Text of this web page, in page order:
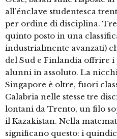
all’énclave studentesca
per ordine di disciplina.
quinto posto in una
industrialmente avanzati)
del Sud e Finlandia offrire
alunni in assoluto. La
Singapore è oltre, fuori
Calabria nelle stesse tre
lontani da Trento, un filo
il Kazakistan. Nella
significano questo: i